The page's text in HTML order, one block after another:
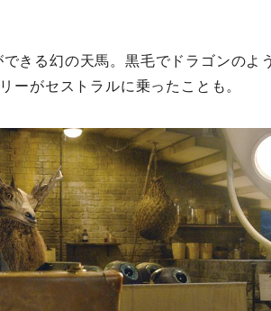
きる幻の天馬。黒毛でドラゴンのよ
ーがセストラルに乗ったことも。